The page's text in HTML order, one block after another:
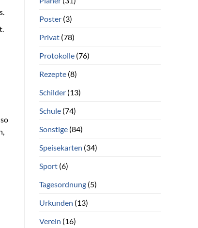
Poster(3)
Privat(78)
Protokolle(76)
Rezepte(8)
Schilder(13)
Schule(74)
Sonstige(84)
Speisekarten (34)
Sport(6)
Tagesordnung(5)
Urkunden (13)
Verein (16)